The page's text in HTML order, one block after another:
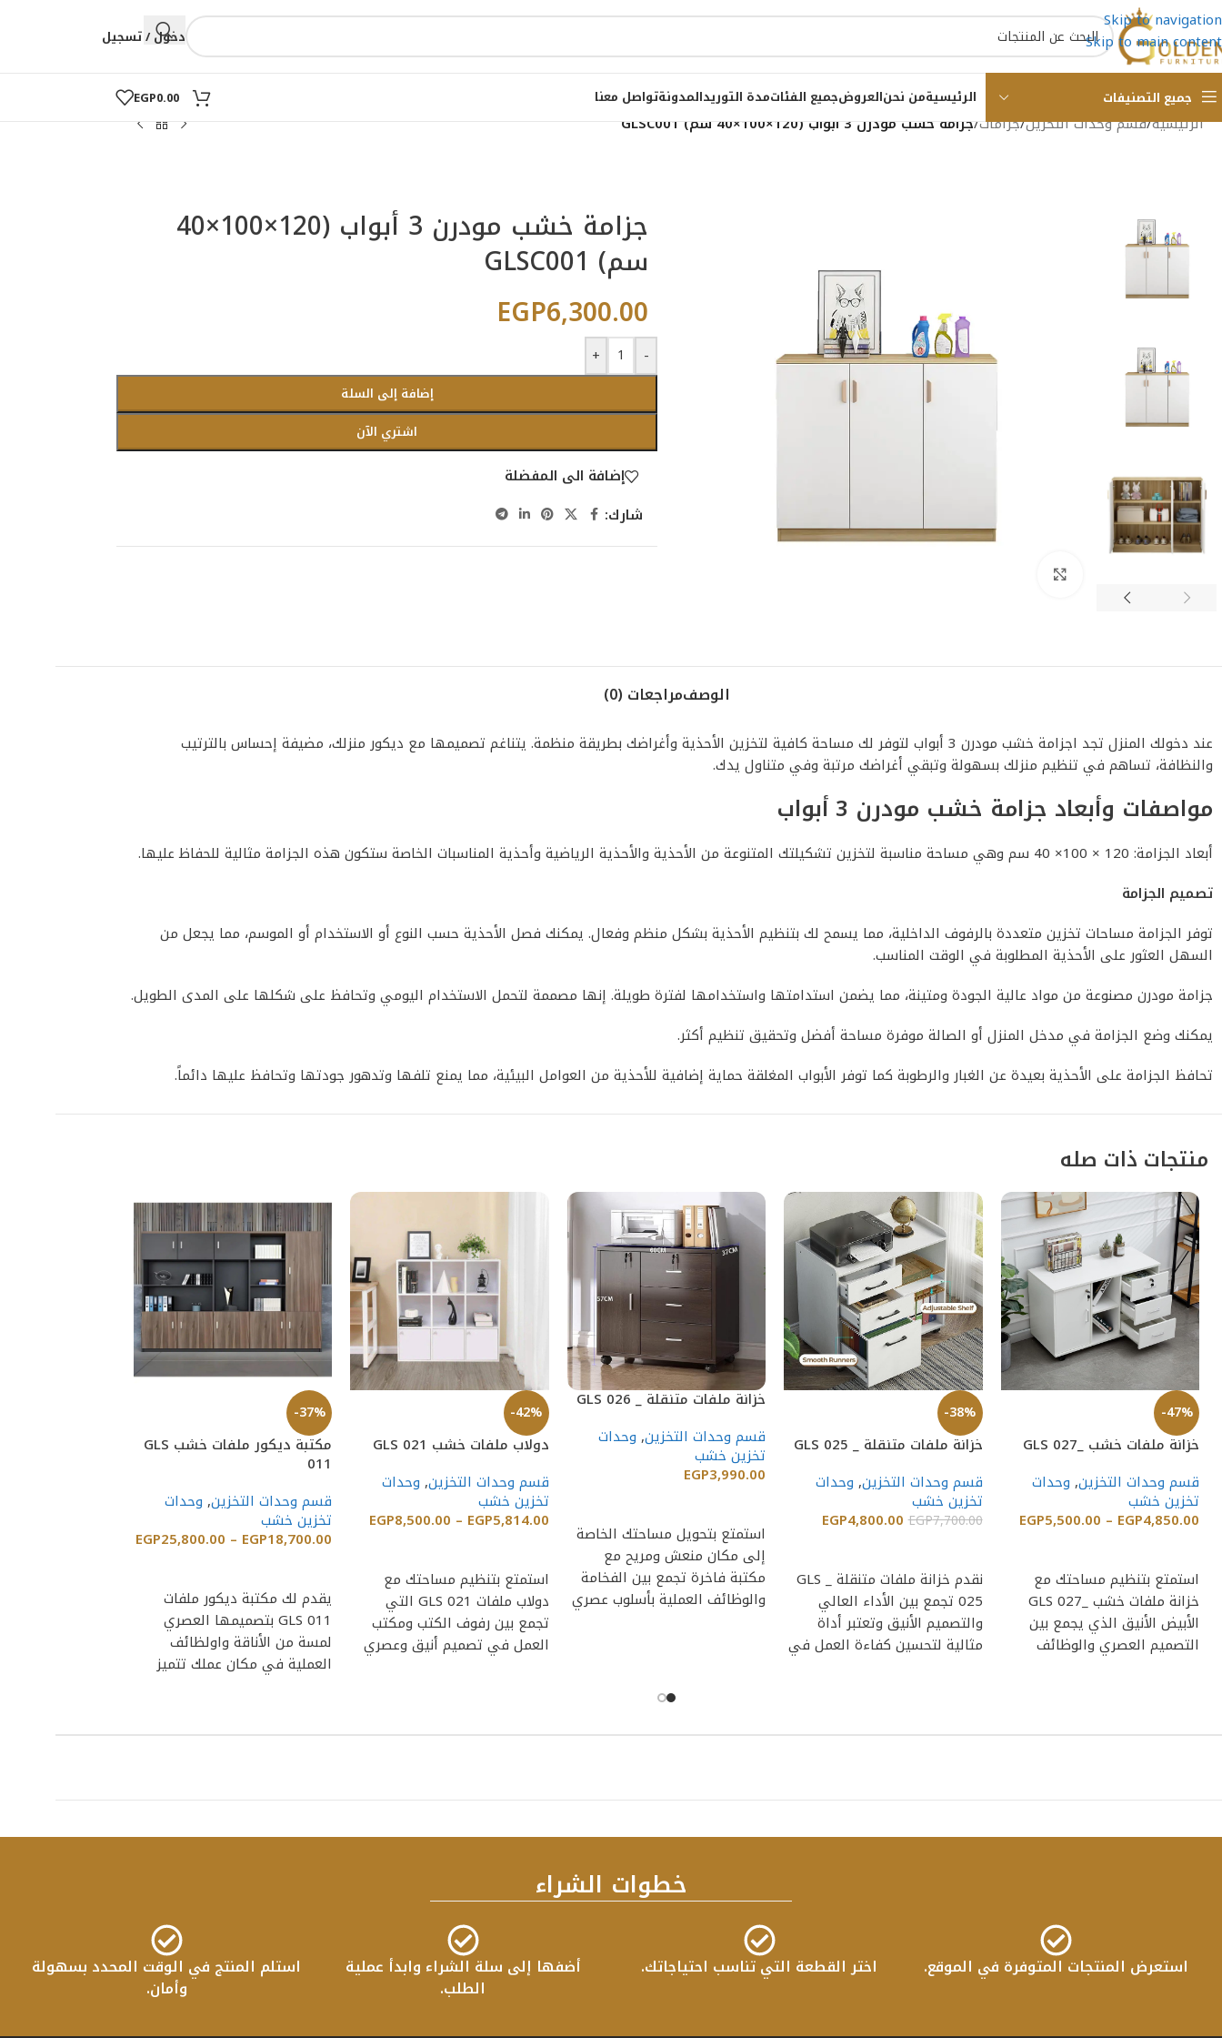
Skip to navigation
Skip to main content
دخول / تسجيل
جميع التصنيفات الرئيسيةمن نحنالعروضجميع الفئاتمدة التوريدالمدونةتواصل معنا EGP0.00
الرئيسية/قسم وحدات التخزين/جزامات/جزامة خشب مودرن 3 أبواب (120×100×40 سم) GLSC001
جزامة خشب مودرن 3 أبواب (120×100×40
سم) GLSC001
EGP6,300.00
-
+
إضافة إلى السلة
اشتري الآن
إضافة الى المفضلة
شارك:
الوصفمراجعات (0)
عند دخولك المنزل تجد اجزامة خشب مودرن 3 أبواب لتوفر لك مساحة كافية لتخزين الأحذية وأغراضك بطريقة منظمة. يتناغم تصميمها مع ديكور منزلك، مضيفة إحساس بالترتيب
والنظافة، تساهم في تنظيم منزلك بسهولة وتبقي أغراضك مرتبة وفي متناول يدك.
مواصفات وأبعاد جزامة خشب مودرن 3 أبواب
أبعاد الجزامة: 120 × 100× 40 سم وهي مساحة مناسبة لتخزين تشكيلتك المتنوعة من الأحذية والأحذية الرياضية وأحذية المناسبات الخاصة ستكون هذه الجزامة مثالية للحفاظ عليها.
تصميم الجزامة
توفر الجزامة مساحات تخزين متعددة بالرفوف الداخلية، مما يسمح لك بتنظيم الأحذية بشكل منظم وفعال. يمكنك فصل الأحذية حسب النوع أو الاستخدام أو الموسم، مما يجعل من
السهل العثور على الأحذية المطلوبة في الوقت المناسب.
جزامة مودرن مصنوعة من مواد عالية الجودة ومتينة، مما يضمن استدامتها واستخدامها لفترة طويلة. إنها مصممة لتحمل الاستخدام اليومي وتحافظ على شكلها على المدى الطويل.
يمكنك وضع الجزامة في مدخل المنزل أو الصالة موفرة مساحة أفضل وتحقيق تنظيم أكثر.
تحافظ الجزامة على الأحذية بعيدة عن الغبار والرطوبة كما توفر الأبواب المغلقة حماية إضافية للأحذية من العوامل البيئية، مما يمنع تلفها وتدهور جودتها وتحافظ عليها دائماً.
منتجات ذات صله
-47%
خزانة ملفات خشب _GLS 027
قسم وحدات التخزين, وحدات
تخزين خشب
EGP4,850.00
–
EGP5,500.00
استمتع بتنظيم مساحتك مع
خزانة ملفات خشب _GLS 027
الأبيض الأنيق الذي يجمع بين
التصميم العصري والوظائف
-38%
خزانة ملفات متنقلة _ GLS 025
قسم وحدات التخزين, وحدات
تخزين خشب
EGP7,700.00
EGP4,800.00
نقدم خزانة ملفات متنقلة _ GLS
025 تجمع بين الأداء العالي
والتصميم الأنيق وتعتبر أداة
مثالية لتحسين كفاءة العمل في
خزانة ملفات متنقلة _ GLS 026
قسم وحدات التخزين, وحدات
تخزين خشب
EGP3,990.00
استمتع بتحويل مساحتك الخاصة
إلى مكان منعش ومريح مع
مكتبة فاخرة تجمع بين الفخامة
والوظائف العملية بأسلوب عصري
-42%
دولاب ملفات خشب GLS 021
قسم وحدات التخزين, وحدات
تخزين خشب
EGP5,814.00
–
EGP8,500.00
استمتع بتنظيم مساحتك مع
دولاب ملفات GLS 021 التي
تجمع بين رفوف الكتب ومكتب
العمل في تصميم أنيق وعصري
-37%
مكتبة ديكور ملفات خشب GLS
011
قسم وحدات التخزين, وحدات
تخزين خشب
EGP18,700.00
–
EGP25,800.00
يقدم لك مكتبة ديكور ملفات
GLS 011 بتصميمها العصري
لمسة من الأناقة واولظائف
العملية في مكان عملك تتميز
خطوات الشراء
استعرض المنتجات المتوفرة في الموقع. اختر القطعة التي تناسب احتياجاتك.
أضفها إلى سلة الشراء وابدأ عملية
الطلب.
استلم المنتج في الوقت المحدد بسهولة
وأمان.